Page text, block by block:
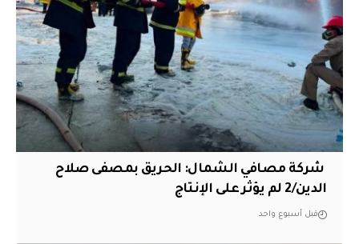
‏ شركة مصافي الشمال: الحريق بمصفى صلاح
الدين/2 لم يؤثر على الإنتاج
قبل أسبوع واحد